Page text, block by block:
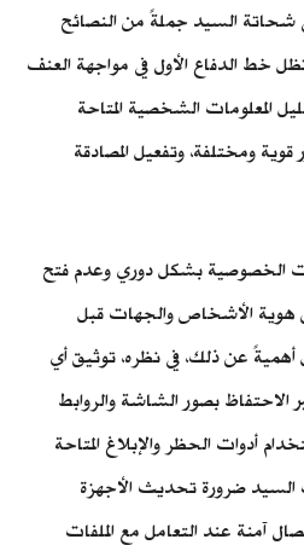
شحاتة السيد جملةً من النصائح
خط الدفاع الأول في مواجهة العنف
المعلومات الشخصية المتاحة
ومختلفة، وتفعيل المصادقة
الخصوصية بشكل دوري وعدم فتح
هوية الأشخاص والجهات قبل
عن ذلك، في نظره، توثيق أي
الاحتفاظ بصور الشاشة والروابط
أدوات الحظر والإبلاغ المتاحة
السيد ضرورة تحديث الأجهزة
آمنة عند التعامل مع الملفات